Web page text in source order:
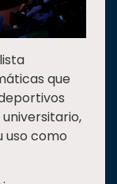
que
uso como